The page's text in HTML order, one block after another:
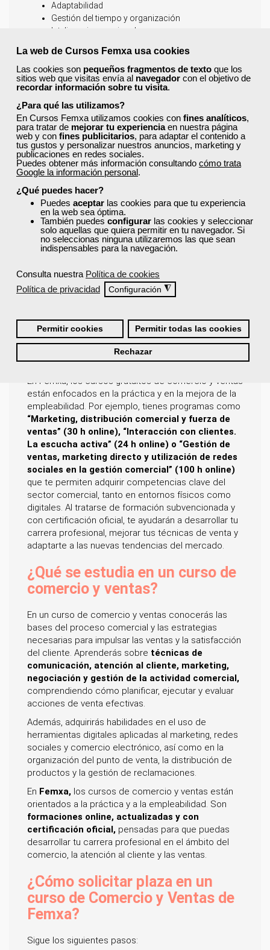
La web de Cursos Femxa usa cookies
Las cookies son pequeños fragmentos de texto que los
sitios web que visitas envía al navegador con el objetivo de
recordar información sobre tu visita.
¿Para qué las utilizamos?
En Cursos Femxa utilizamos cookies con fines analíticos,
para tratar de mejorar tu experienciaen nuestra página
web y con fines publicitarios, para adaptar el contenido a
tus gustos y personalizar nuestros anuncios, marketing y
publicaciones en redes sociales.
Puedes obtener más información consultando cómo trata
Google la información personal.
¿Qué puedes hacer?
Puedes aceptar las cookies para que tu experiencia
en la web sea óptima.
También puedes configurar las cookies y seleccionar
solo aquellas que quiera permitir en tu navegador. Si
no seleccionas ninguna utilizaremos las que sean
indispensables para la navegación.
Consulta nuestra Política de cookies
Política de privacidad
Configuración ◮
Permitir cookies Permitir todas las cookies
Rechazar
Adaptabilidad
Gestión del tiempo y organización
Inteligencia emocional
Habilidades Duras (Hard Skills)
Conocimiento profundo del producto/servicio
Dominio del software de ventas (CRM)
Habilidades de presentación
Análisis de datos y prospección
Conocimiento del mercado y la competencia
En resumen, un vendedor eficaz equilibra estas
habilidades para no solo cerrar ventas, sino también
para construir relaciones sólidas y fidelizar a los
clientes a largo plazo.
¿Qué salidas profesionales
tiene un curso de comercio y
ventas?
trabajar en una amplia variedad de puestos dentro
del ámbito comercial. Podrás desempeñarte como
dependiente, comercial, representante de
comercial.También podrás optar a roles más
especializados, comoresponsable de marketing,
supervisor de equipos de ventas o técnico en
atención al cliente.
En Femxa, los cursos gratuitos de comercio y ventas
están enfocados en la práctica y en la mejora de la
empleabilidad. Por ejemplo, tienes programas como
“Marketing, distribución comercial y fuerza de
ventas” (30 h online), “Interacción con clientes.
La escucha activa” (24 h online) o “Gestión de
ventas, marketing directo y utilización de redes
sociales en la gestión comercial” (100 h online)
que te permiten adquirir competencias clave del
sector comercial, tanto en entornos físicos como
digitales. Al tratarse de formación subvencionada y
con certificación oficial, te ayudarán a desarrollar tu
carrera profesional, mejorar tus técnicas de venta y
adaptarte a las nuevas tendencias del mercado.
¿Qué se estudia en un curso de
comercio y ventas?
En un curso de comercio y ventas conocerás las
bases del proceso comercial y las estrategias
necesarias para impulsar las ventas y la satisfacción
del cliente. Aprenderás sobre técnicas de
comunicación, atención al cliente, marketing,
negociación y gestión de la actividad comercial,
comprendiendo cómo planificar, ejecutar y evaluar
acciones de venta efectivas.
Además, adquirirás habilidades en el uso de
herramientas digitales aplicadas al marketing, redes
sociales y comercio electrónico, así como en la
organización del punto de venta, la distribución de
productos y la gestión de reclamaciones.
En Femxa, los cursos de comercio y ventas están
orientados a la práctica y a la empleabilidad. Son
formaciones online, actualizadas y con
certificación oficial, pensadas para que puedas
desarrollar tu carrera profesional en el ámbito del
comercio, la atención al cliente y las ventas.
¿Cómo solicitar plaza en un
curso de Comercio y Ventas de
Femxa?
Sigue los siguientes pasos: